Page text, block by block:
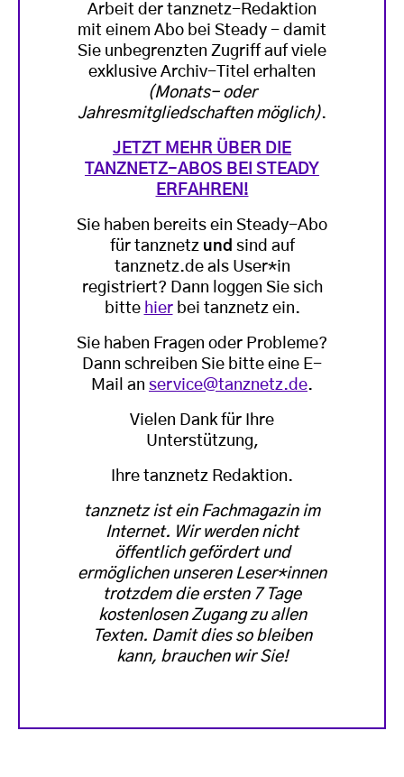
Arbeit der tanznetz-Redaktion
mit einem Abo bei Steady - damit
Sie unbegrenzten Zugriff auf viele
exklusive Archiv-Titel erhalten
(Monats- oder
Jahresmitgliedschaften möglich).
JETZT MEHR ÜBER DIE
TANZNETZ-ABOS BEI STEADY
ERFAHREN!
Sie haben bereits ein Steady-Abo
für tanznetz und sind auf
tanznetz.de als User*in
registriert? Dann loggen Sie sich
bitte hierbei tanznetz ein.
Sie haben Fragen oder Probleme?
Dann schreiben Sie bitte eine E-
Mail an service@tanznetz.de.
Vielen Dank für Ihre
Unterstützung,
Ihre tanznetz Redaktion.
tanznetz ist ein Fachmagazin im
Internet. Wir werden nicht
öffentlich gefördert und
ermöglichen unseren Leser*innen
trotzdem die ersten 7 Tage
kostenlosen Zugang zu allen
Texten. Damit dies so bleiben
kann, brauchen wir Sie!